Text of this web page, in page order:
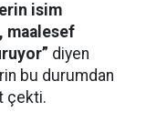
isim
maalesef
diyen
bu durumdan
çekti.